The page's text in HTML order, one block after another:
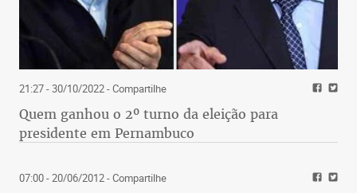
21:27 - 30/10/2022- Compartilhe
Quem ganhou o 2º turno da eleição para
presidente em Pernambuco
07:00 - 20/06/2012- Compartilhe